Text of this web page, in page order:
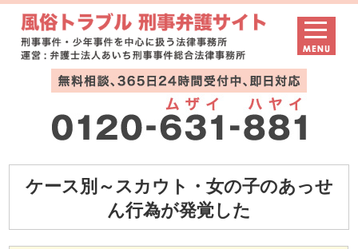
ケース別～スカウト・女の子のあっせ
ん行為が発覚した